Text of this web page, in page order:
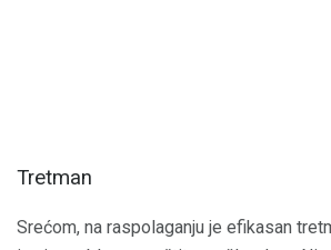
Tretman
Srećom, na raspolaganju je efikasan